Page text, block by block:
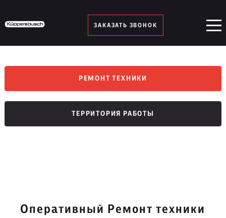
ЗАКАЗАТЬ ЗВОНОК
РЕМОНТ ТЕХНИКИ
ТЕРРИТОРИЯ РАБОТЫ
Оперативный Ремонт техники